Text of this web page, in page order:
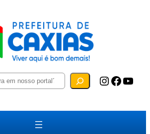
Instagram Facebook YouTube